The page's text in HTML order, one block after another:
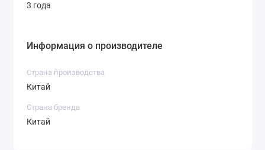
3 года
Информация о производителе
Страна производства
Китай
Страна бренда
Китай